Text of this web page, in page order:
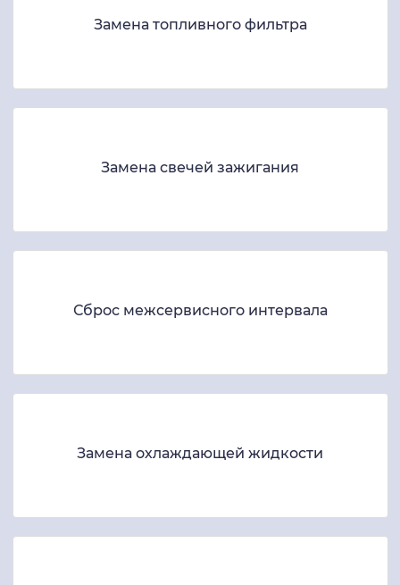
Замена топливного фильтра
Замена свечей зажигания
Сброс межсервисного интервала
Замена охлаждающей жидкости